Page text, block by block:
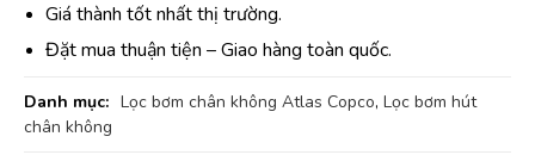
Giá thành tốt nhất thị trường.
Đặt mua thuận tiện – Giao hàng toàn quốc.
Danh mục: Lọc bơm chân không Atlas Copco, Lọc bơm hút
chân không